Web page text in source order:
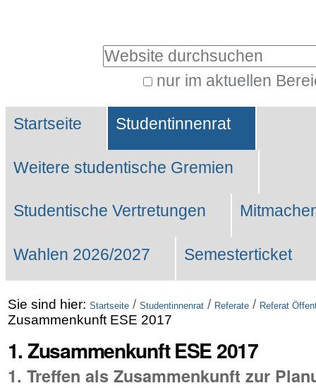
Website durchsuchen
nur im aktuellen
Suche…
Sektionen
Startseite Studentinnenrat
Weitere studentische Gremien
Studentische Vertretungen
Wahlen 2026/2027 Semesterticket
Sie sind hier: Startseite / Studentinnenrat / Referate / Referat
Zusammenkunft ESE 2017
1. Zusammenkunft ESE 2017
1. Treffen als Zusammenkunft zur